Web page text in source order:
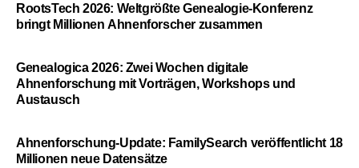
RootsTech 2026: Weltgrößte Genealogie-Konferenz
bringt Millionen Ahnenforscher zusammen
Genealogica 2026: Zwei Wochen digitale
Ahnenforschung mit Vorträgen, Workshops und
Austausch
Ahnenforschung-Update: FamilySearch veröffentlicht 18
Millionen neue Datensätze